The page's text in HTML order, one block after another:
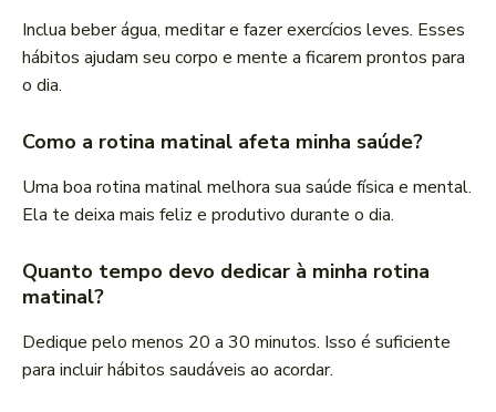
Inclua beber água, meditar e fazer exercícios leves. Esses
hábitos ajudam seu corpo e mente a ficarem prontos para
o dia.
Como a rotina matinal afeta minha saúde?
Uma boa rotina matinal melhora sua saúde física e mental.
Ela te deixa mais feliz e produtivo durante o dia.
Quanto tempo devo dedicar à minha rotina
matinal?
Dedique pelo menos 20 a 30 minutos. Isso é suficiente
para incluir hábitos saudáveis ao acordar.